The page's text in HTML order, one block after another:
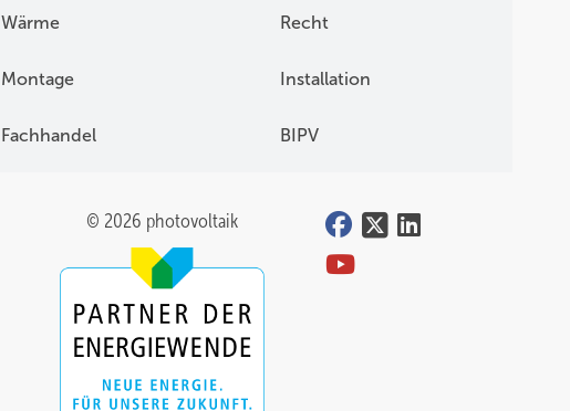
Wärme Recht
Montage Installation
Fachhandel BIPV
© 2026 photovoltaik